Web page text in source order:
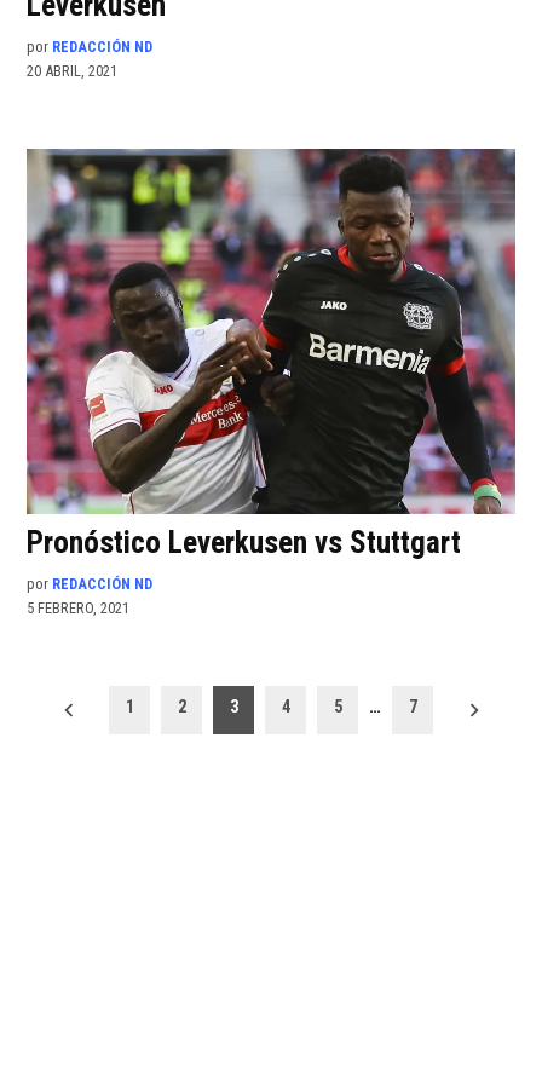
por REDACCIÓN ND
20 ABRIL, 2021
Pronóstico Leverkusen vs Stuttgart
por REDACCIÓN ND
5 FEBRERO, 2021
Paginación
1 2 3 4 5 … 7